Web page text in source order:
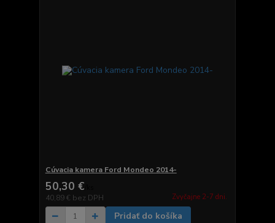
Cúvacia kamera Ford Mondeo 2014-
50,30 €
40,89 € bez DPH Zvyčajne 2-7 dni.
Pridať do košíka